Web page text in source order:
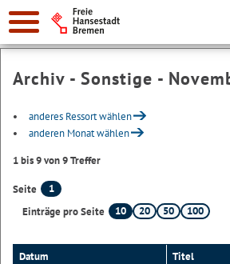
Suche:
Archiv - Sonstige -
anderes Ressort wählen
anderen Monat wählen
1 bis 9 von 9 Treffer
Seite
1
Einträge pro Seite
10 20 50 100
Datum
Titel